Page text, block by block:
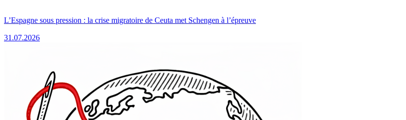
L’Espagne sous pression : la crise migratoire de Ceuta met Schengen à l’épreuve
31.07.2026